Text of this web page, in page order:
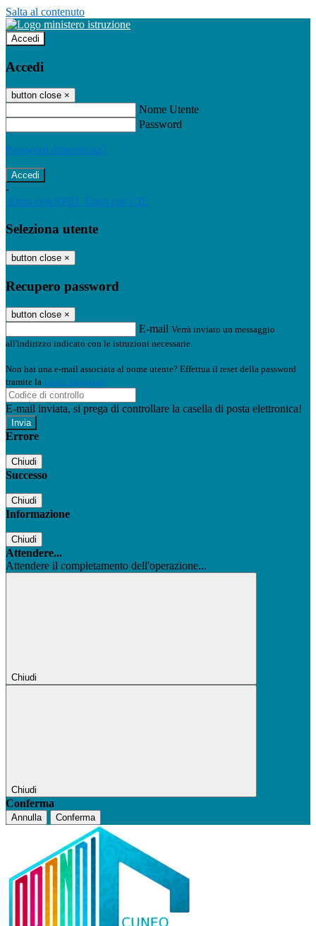
Salta al contenuto
Accedi
Accedi
button close ×
Nome Utente
Password
Password dimenticata?
-
Entra con SPID Entra con CIE
Seleziona utente
button close ×
Recupero password
button close ×
E-mail Verrà inviato un messaggio
all'indirizzo indicato con le istruzioni necessarie.
Non hai una e-mail associata al nome utente? Effettua il reset della password
tramite la Login Spaggiari
E-mail inviata, si prega di controllare la casella di posta elettronica!
Errore
Chiudi
Successo
Chiudi
Informazione
Chiudi
Attendere...
Attendere il completamento dell'operazione...
Chiudi
Chiudi
Conferma
Annulla Conferma